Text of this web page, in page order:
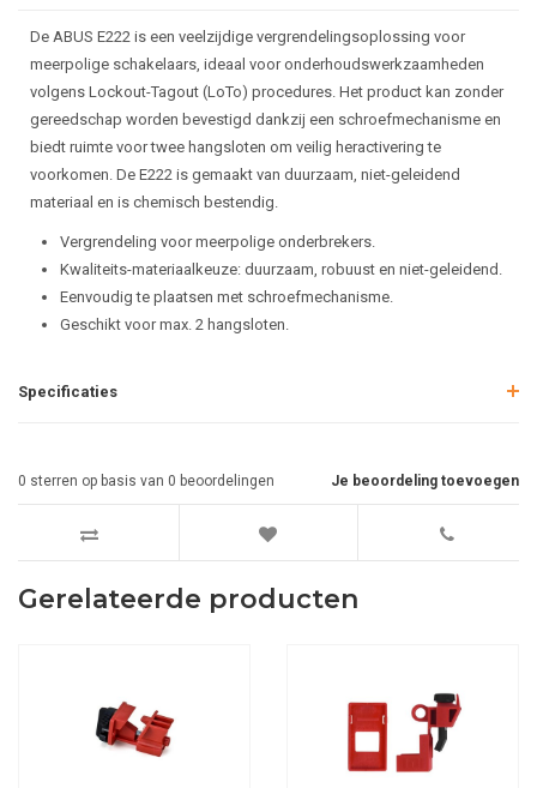
De ABUS E222 is een veelzijdige vergrendelingsoplossing voor
meerpolige schakelaars, ideaal voor onderhoudswerkzaamheden
volgens Lockout-Tagout (LoTo) procedures. Het product kan zonder
gereedschap worden bevestigd dankzij een schroefmechanisme en
biedt ruimte voor twee hangsloten om veilig heractivering te
voorkomen. De E222 is gemaakt van duurzaam, niet-geleidend
materiaal en is chemisch bestendig.
Vergrendeling voor meerpolige onderbrekers.
Kwaliteits-materiaalkeuze: duurzaam, robuust en niet-geleidend.
Eenvoudig te plaatsen met schroefmechanisme.
Geschikt voor max. 2 hangsloten.
Specificaties
Je beoordeling toevoegen
0 sterren op basis van 0 beoordelingen
Gerelateerde producten